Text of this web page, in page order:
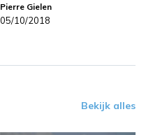
Pierre Gielen
05/10/2018
Bekijk alles